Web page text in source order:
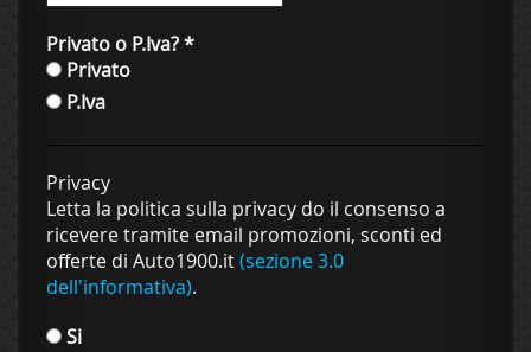
Privato o P.Iva?*
Privato
P.Iva
Privacy
Letta la politica sulla privacy do il consenso a
ricevere tramite email promozioni, sconti ed
offerte di Auto1900.it(sezione 3.0
dell'informativa).
Si